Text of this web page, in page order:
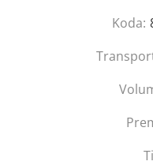
Koda: